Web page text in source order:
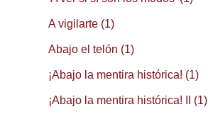
A vigilarte (1)
Abajo el telón (1)
¡Abajo la mentira histórica! (1)
¡Abajo la mentira histórica! II (1)